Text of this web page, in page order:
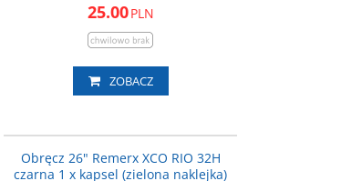
25.00PLN
ZOBACZ
Obręcz 26" Remerx XCO RIO 32H
czarna 1 x kapsel (zielona naklejka)